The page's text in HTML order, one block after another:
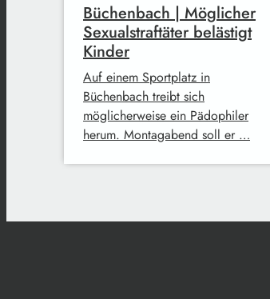
Büchenbach | Möglicher
Sexualstraftäter belästigt
Kinder
Auf einem Sportplatz in
Büchenbach treibt sich
möglicherweise ein Pädophiler
herum. Montagabend soll er …